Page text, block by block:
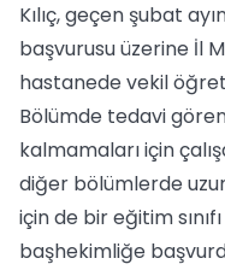
Kılıç, geçen şubat
başvurusu üzerine İl
hastanede vekil
Bölümde tedavi
kalmamaları için
diğer bölümlerde
için de bir eğitim
başhekimliğe